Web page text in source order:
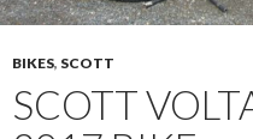
BIKES, SCOTT
SCOTT